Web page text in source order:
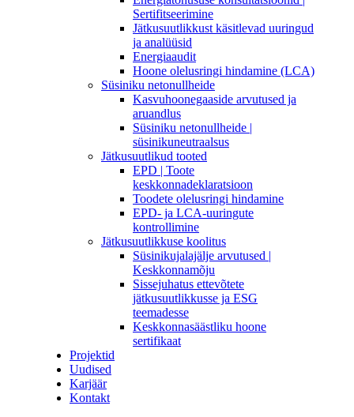
Sertifitseerimine
Jätkusuutlikkust käsitlevad uuringud
ja analüüsid
Energiaaudit
Hoone olelusringi hindamine (LCA)
Süsiniku netonullheide
Kasvuhoonegaaside arvutused ja
aruandlus
Süsiniku netonullheide |
süsinikuneutraalsus
Jätkusuutlikud tooted
EPD | Toote
keskkonnadeklaratsioon
Toodete olelusringi hindamine
EPD- ja LCA-uuringute
kontrollimine
Jätkusuutlikkuse koolitus
Süsinikujalajälje arvutused |
Keskkonnamõju
Sissejuhatus ettevõtete
jätkusuutlikkusse ja ESG
teemadesse
Keskkonnasäästliku hoone
sertifikaat
Projektid
Uudised
Karjäär
Kontakt